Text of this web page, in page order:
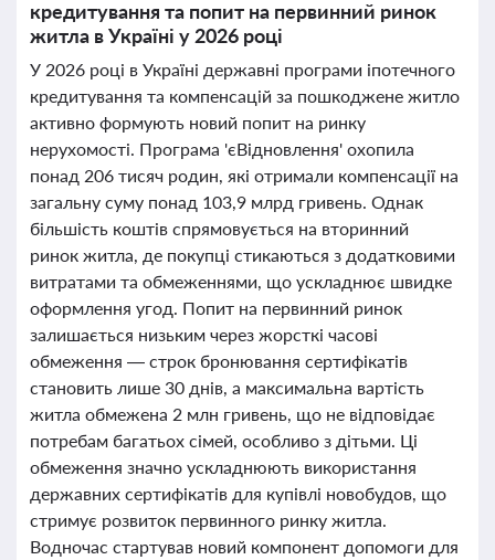
кредитування та попит на первинний ринок
житла в Україні у 2026 році
У 2026 році в Україні державні програми іпотечного
кредитування та компенсацій за пошкоджене житло
активно формують новий попит на ринку
нерухомості. Програма 'єВідновлення' охопила
понад 206 тисяч родин, які отримали компенсації на
загальну суму понад 103,9 млрд гривень. Однак
більшість коштів спрямовується на вторинний
ринок житла, де покупці стикаються з додатковими
витратами та обмеженнями, що ускладнює швидке
оформлення угод. Попит на первинний ринок
залишається низьким через жорсткі часові
обмеження — строк бронювання сертифікатів
становить лише 30 днів, а максимальна вартість
житла обмежена 2 млн гривень, що не відповідає
потребам багатьох сімей, особливо з дітьми. Ці
обмеження значно ускладнюють використання
державних сертифікатів для купівлі новобудов, що
стримує розвиток первинного ринку житла.
Водночас стартував новий компонент допомоги для